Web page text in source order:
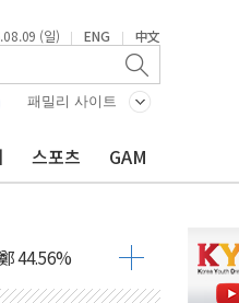
(일) | ENG | 中文
패밀리 사이트
스포츠 GAM
구간 없어